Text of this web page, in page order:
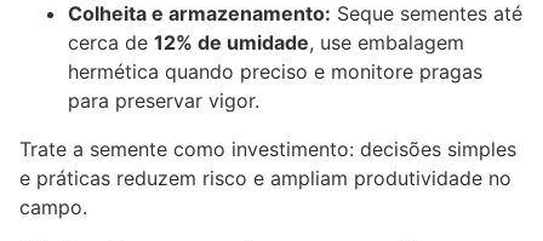
Colheita e armazenamento: Seque sementes até
cerca de 12% de umidade, use embalagem
hermética quando preciso e monitore pragas
para preservar vigor.
Trate a semente como investimento: decisões simples
e práticas reduzem risco e ampliam produtividade no
campo.